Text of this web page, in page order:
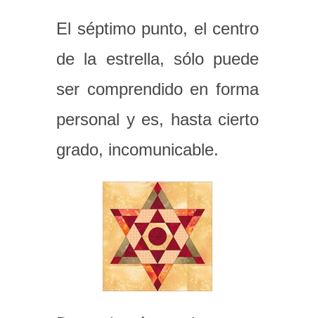
El séptimo punto, el centro
de la estrella, sólo puede
ser comprendido en forma
personal y es, hasta cierto
grado, incomunicable.